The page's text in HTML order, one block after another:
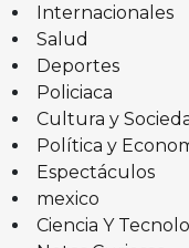
Internacionales
Salud
Deportes
Policiaca
Cultura y
Política y
Espectáculos
mexico
Ciencia Y